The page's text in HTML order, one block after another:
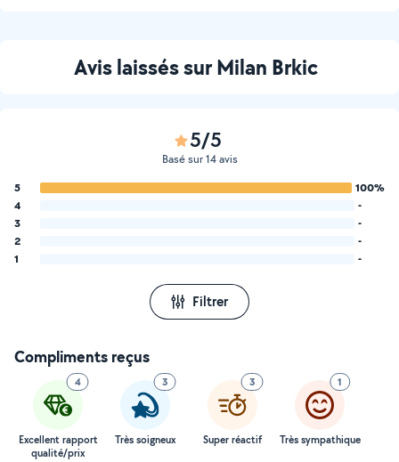
Avis laissés sur Milan Brkic
5/5
Basé sur 14 avis
5
100%
4
-
3
-
2
-
1
-
Filtrer
Compliments reçus
4
Excellent rapport
qualité/prix
3
Très soigneux
3
Super réactif
1
Très sympathique